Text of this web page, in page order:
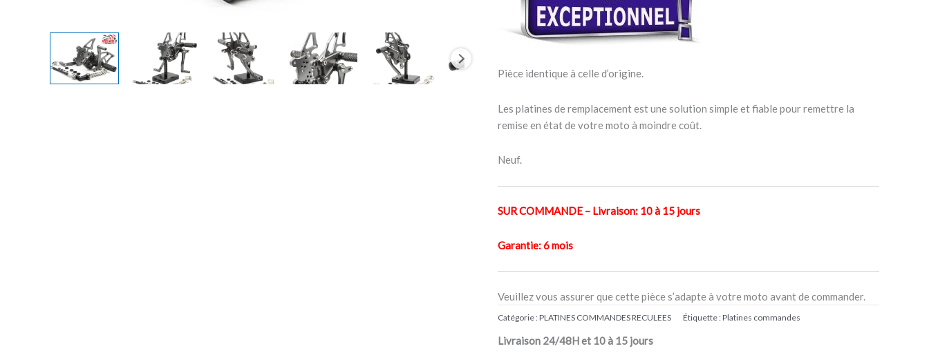
Pièce identique à celle d’origine.
Les platines de remplacement est une solution simple et fiable pour remettre la
remise en état de votre moto à moindre coût.
Neuf.
SUR COMMANDE – Livraison: 10 à 15 jours
Garantie: 6 mois
Veuillez vous assurer que cette pièce s’adapte à votre moto avant de commander.
Catégorie :PLATINES COMMANDES RECULEES Étiquette :Platines commandes
Livraison 24/48H et 10 à 15 jours